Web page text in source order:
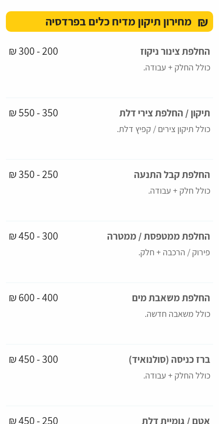
₪ מחירון תיקון מדיח כלים בפרדסיה
החלפת צינור ניקוז
כולל החלק + עבודה.
200 - 300 ₪
תיקון / החלפת צירי דלת
כולל תיקון צירים / קפיץ דלת.
350 - 550 ₪
החלפת קבל התנעה
כולל חלק + עבודה.
250 - 350 ₪
החלפת ממטפסת / ממטרה
פירוק / הרכבה + חלק.
300 - 450 ₪
החלפת משאבת מים
כולל משאבה חדשה.
400 - 600 ₪
ברז כניסה (סולנואיד)
כולל החלק + עבודה.
300 - 450 ₪
אטם / גומיית דלת 250 - 450 ₪